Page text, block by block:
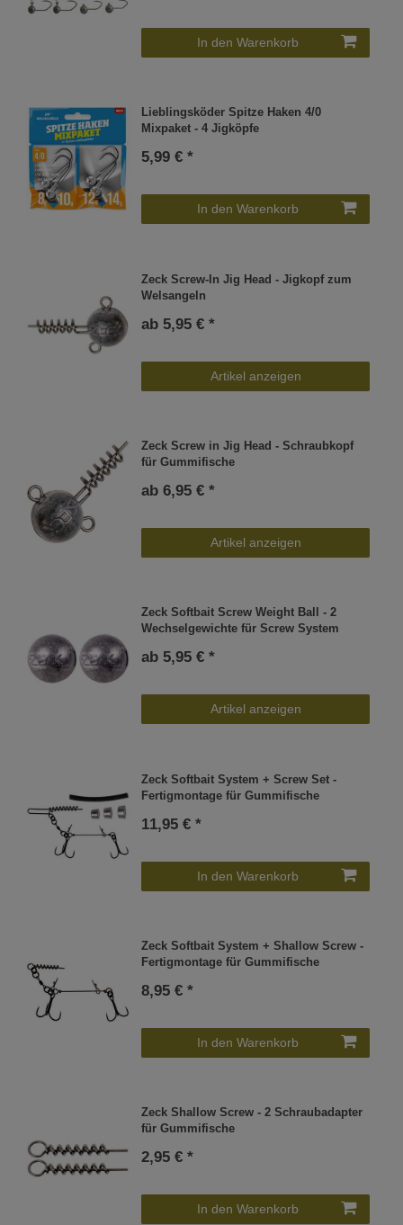
In den Warenkorb
Lieblingsköder Spitze Haken 4/0
Mixpaket - 4 Jigköpfe
5,99 € *
In den Warenkorb
Zeck Screw-In Jig Head - Jigkopf zum
Welsangeln
ab 5,95 € *
Artikel anzeigen
Zeck Screw in Jig Head - Schraubkopf
für Gummifische
ab 6,95 € *
Artikel anzeigen
Zeck Softbait Screw Weight Ball - 2
Wechselgewichte für Screw System
ab 5,95 € *
Artikel anzeigen
Zeck Softbait System + Screw Set -
Fertigmontage für Gummifische
11,95 € *
In den Warenkorb
Zeck Softbait System + Shallow Screw -
Fertigmontage für Gummifische
8,95 € *
In den Warenkorb
Zeck Shallow Screw - 2 Schraubadapter
für Gummifische
2,95 € *
In den Warenkorb